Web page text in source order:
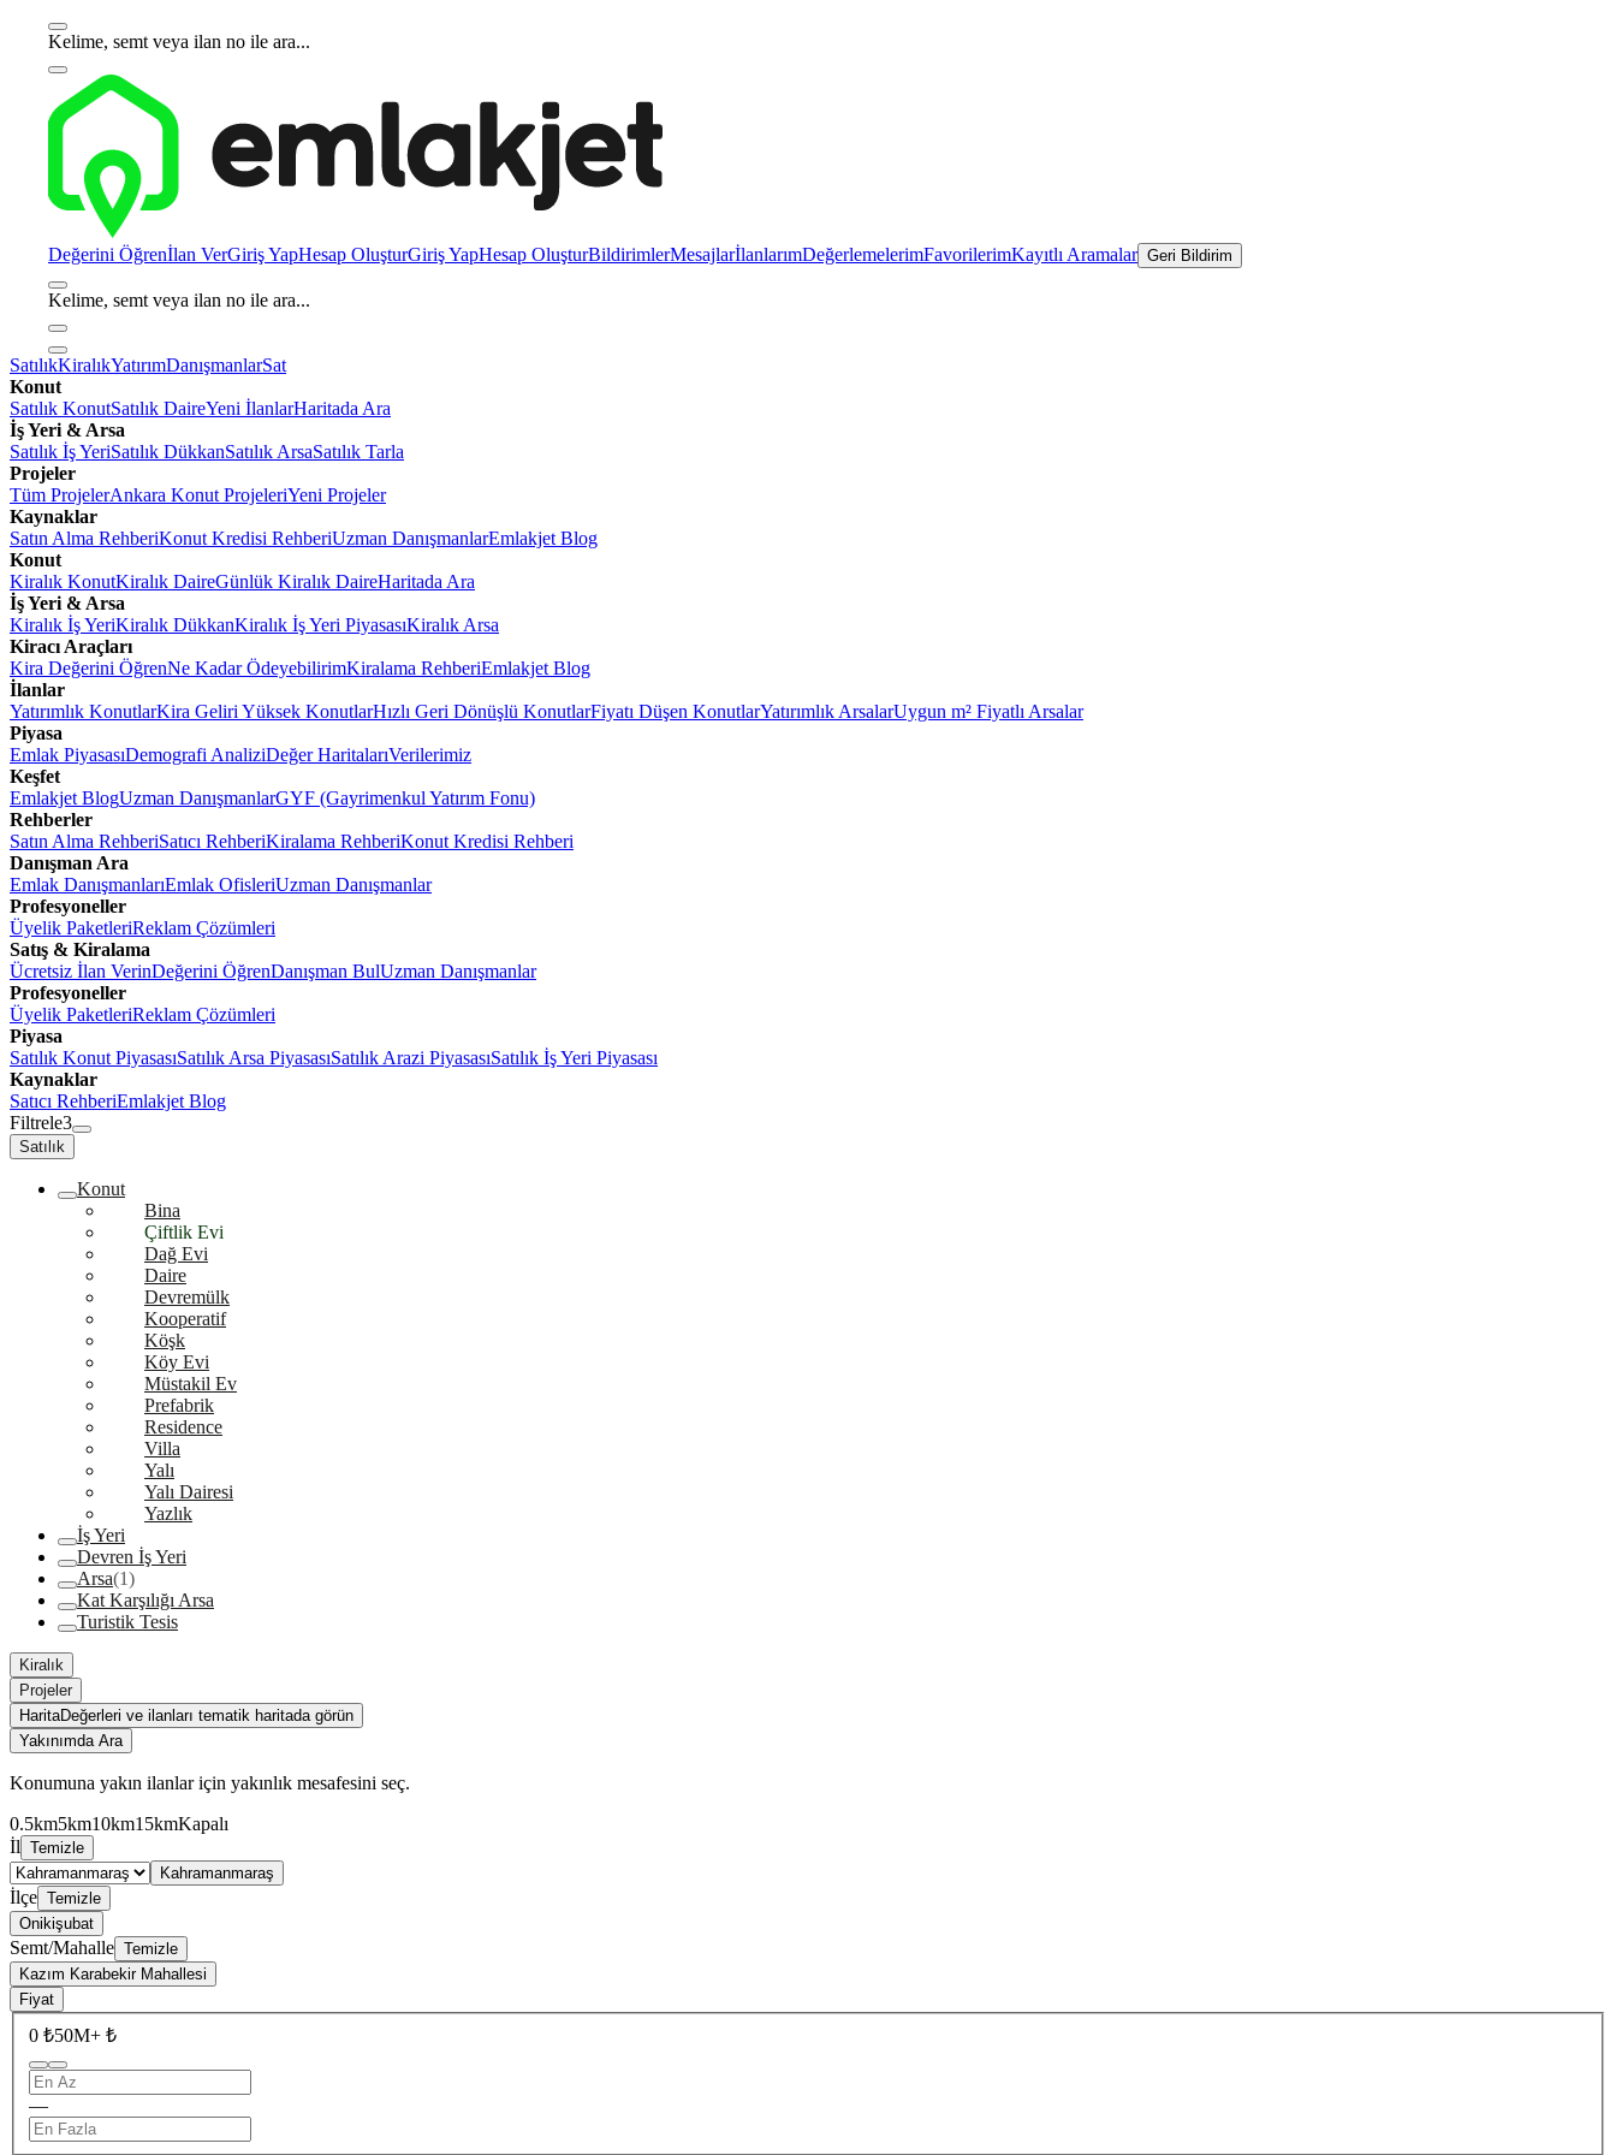
Kelime, semt veya ilan no ile ara...
Değerini Öğrenİlan VerGiriş YapHesap OluşturGiriş YapHesap OluşturBildirimlerMesajlarİlanlarımDeğerlemelerimFavorilerimKayıtlı Aramalar Geri Bildirim
Kelime, semt veya ilan no ile ara...
SatılıkKiralıkYatırımDanışmanlarSat
Konut
Satılık KonutSatılık DaireYeni İlanlarHaritada Ara
İş Yeri & Arsa
Satılık İş YeriSatılık DükkanSatılık ArsaSatılık Tarla
Projeler
Tüm ProjelerAnkara Konut ProjeleriYeni Projeler
Kaynaklar
Satın Alma RehberiKonut Kredisi RehberiUzman DanışmanlarEmlakjet Blog
Konut
Kiralık KonutKiralık DaireGünlük Kiralık DaireHaritada Ara
İş Yeri & Arsa
Kiralık İş YeriKiralık DükkanKiralık İş Yeri PiyasasıKiralık Arsa
Kiracı Araçları
Kira Değerini ÖğrenNe Kadar ÖdeyebilirimKiralama RehberiEmlakjet Blog
İlanlar
Yatırımlık KonutlarKira Geliri Yüksek KonutlarHızlı Geri Dönüşlü KonutlarFiyatı Düşen KonutlarYatırımlık ArsalarUygun m² Fiyatlı Arsalar
Piyasa
Emlak PiyasasıDemografi AnaliziDeğer HaritalarıVerilerimiz
Keşfet
Emlakjet BlogUzman DanışmanlarGYF (Gayrimenkul Yatırım Fonu)
Rehberler
Satın Alma RehberiSatıcı RehberiKiralama RehberiKonut Kredisi Rehberi
Danışman Ara
Emlak DanışmanlarıEmlak OfisleriUzman Danışmanlar
Profesyoneller
Üyelik PaketleriReklam Çözümleri
Satış & Kiralama
Ücretsiz İlan VerinDeğerini ÖğrenDanışman BulUzman Danışmanlar
Profesyoneller
Üyelik PaketleriReklam Çözümleri
Piyasa
Satılık Konut PiyasasıSatılık Arsa PiyasasıSatılık Arazi PiyasasıSatılık İş Yeri Piyasası
Kaynaklar
Satıcı RehberiEmlakjet Blog
Filtrele3
Satılık
Konut
Bina
Çiftlik Evi
Dağ Evi
Daire
Devremülk
Kooperatif
Köşk
Köy Evi
Müstakil Ev
Prefabrik
Residence
Villa
Yalı
Yalı Dairesi
Yazlık
İş Yeri
Devren İş Yeri
Arsa(1)
Kat Karşılığı Arsa
Turistik Tesis
Kiralık
Projeler
HaritaDeğerleri ve ilanları tematik haritada görün
Yakınımda Ara
Konumuna yakın ilanlar için yakınlık mesafesini seç.
0.5km5km10km15kmKapalı
İl Temizle
Kahramanmaraş
İlçe Temizle
Onikişubat
Semt/Mahalle Temizle
Kazım Karabekir Mahallesi
Fiyat
0 ₺50M+ ₺
—